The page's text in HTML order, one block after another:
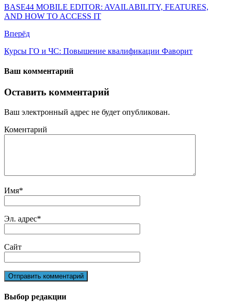
BASE44 MOBILE EDITOR: AVAILABILITY, FEATURES,
AND HOW TO ACCESS IT
Вперёд
Курсы ГО и ЧС: Повышение квалификации Фаворит
Ваш комментарий
Оставить комментарий
Ваш электронный адрес не будет опубликован.
Коментарий
Имя*
Эл. адрес*
Сайт
Выбор редакции